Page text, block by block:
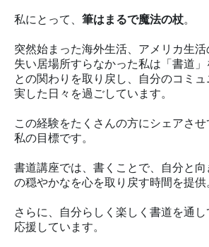
私にとって、 筆はまるで魔法の杖。
突然始まった海外生活、アメリカ生
失い居場所すらなかった私は「書道
との関わりを取り戻し、自分のコミ
実した日々を過ごしています。
この経験をたくさんの方にシェアさ
私の目標です。
書道講座では、書くことで、自分と
の穏やかなを心を取り戻す時間を提供。
さらに、自分らしく楽しく書道を通
応援しています。